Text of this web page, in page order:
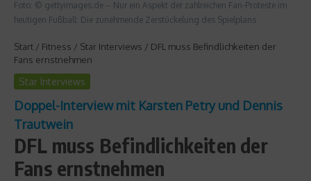
Foto: © gettyimages.de -- Nur ein Aspekt der zahlreichen Fan-Proteste im
heutigen Fußball: Die zunehmende Zerstückelung des Spielplans
Start / Fitness / Star Interviews / DFL muss Befindlichkeiten der
Fans ernstnehmen
Star Interviews
Doppel-Interview mit Karsten Petry und Dennis
Trautwein
DFL muss Befindlichkeiten der
Fans ernstnehmen